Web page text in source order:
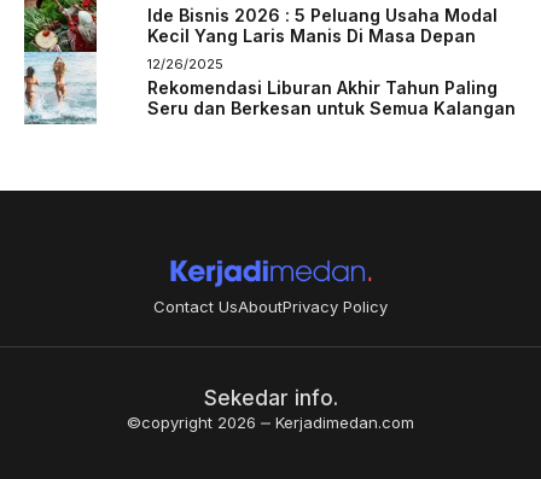
Ide Bisnis 2026 : 5 Peluang Usaha Modal
Kecil Yang Laris Manis Di Masa Depan
12/26/2025
Rekomendasi Liburan Akhir Tahun Paling
Seru dan Berkesan untuk Semua Kalangan
Contact UsAboutPrivacy Policy
Sekedar info.
©copyright 2026 Kerjadimedan.com